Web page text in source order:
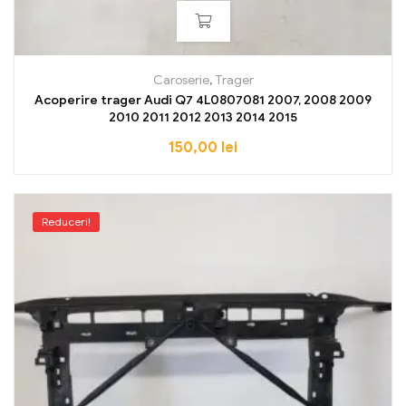
Caroserie, Trager
Acoperire trager Audi Q7 4L0807081 2007, 2008 2009
2010 2011 2012 2013 2014 2015
150,00 lei
Reduceri!